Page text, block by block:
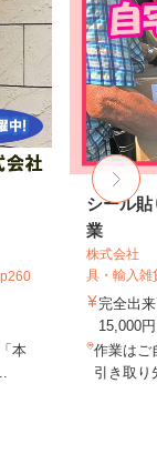
本
シール
業
株式会社
具・輸入雑
完全出
15,000円
作業は
引き取